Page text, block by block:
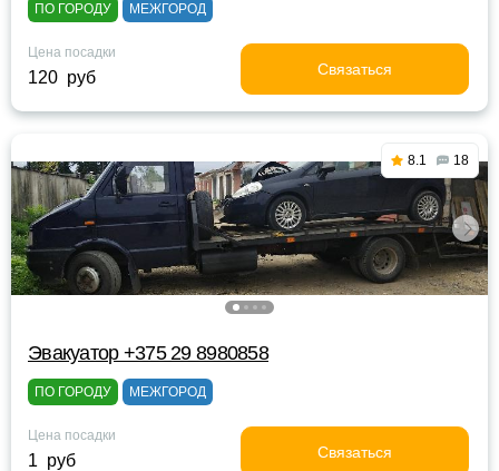
ПО ГОРОДУ МЕЖГОРОД
Цена посадки
120 руб Связаться
8.1 18
Эвакуатор +375 29 8980858
ПО ГОРОДУ МЕЖГОРОД
Цена посадки
1 руб Связаться